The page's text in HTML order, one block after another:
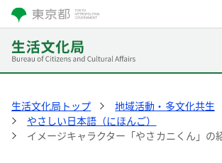
生活文化局トップ 地域活動・多文化共生
やさしい日本語（にほんご）
イメージキャラクター「やさカニくん」の